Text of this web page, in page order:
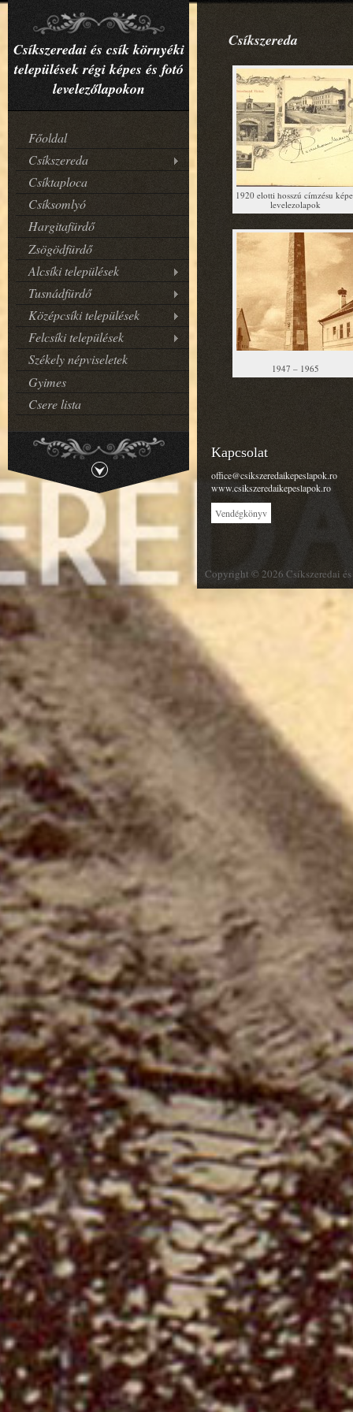
Csíkszeredai és csík környéki
települések régi képes és fotó
levelezőlapokon
Főoldal
Csíkszereda
Csíktaploca
Csíksomlyó
Hargitafürdő
Zsögödfürdő
Alcsíki települések
Tusnádfürdő
Középcsíki települések
Felcsíki települések
Székely népviseletek
Gyimes
Csere lista
Csíkszereda
1920 elotti hosszú címzésu
levelezolapok
1947 – 1965
Kapcsolat
office@csikszeredaikepeslapok.ro
www.csikszeredaikepeslapok.ro
Vendégkönyv
Copyright © 2026 Csíkszeredai